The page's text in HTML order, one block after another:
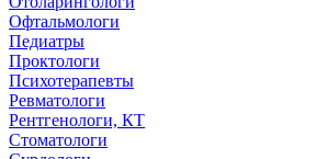
Офтальмологи
Педиатры
Проктологи
Психотерапевты
Ревматологи
Рентгенологи, КТ
Стоматологи